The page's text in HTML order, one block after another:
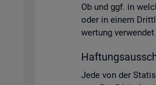
Ob und ggf. in
oder in einem
wer­tung
Jede von der